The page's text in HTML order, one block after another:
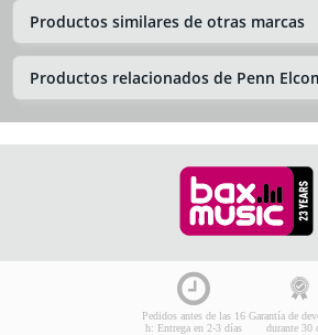
Productos similares de otras marcas
Productos relacionados de Penn
Pedidos antes de las 16
h: Entrega en 2-3 días
Garantía de
durante 30